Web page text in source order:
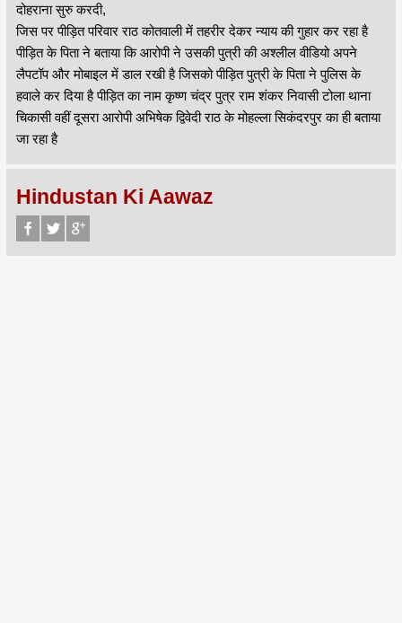
दोहराना सुरु करदी,
जिस पर पीड़ित परिवार राठ कोतवाली में तहरीर देकर न्याय की गुहार कर रहा है
पीड़ित के पिता ने बताया कि आरोपी ने उसकी पुत्री की अश्लील वीडियो अपने
लैपटॉप और मोबाइल में डाल रखी है जिसको पीड़ित पुत्री के पिता ने पुलिस के
हवाले कर दिया है पीड़ित का नाम कृष्ण चंद्र पुत्र राम शंकर निवासी टोला थाना
चिकासी वहीं दूसरा आरोपी अभिषेक द्विवेदी राठ के मोहल्ला सिकंदरपुर का ही बताया
जा रहा है
Hindustan Ki Aawaz